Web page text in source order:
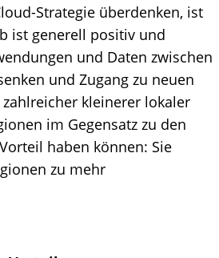
Strategie überdenken, ist
ist generell positiv und
und Daten zwischen
und Zugang zu neuen
kleinerer lokaler
im Gegensatz zu den
haben können: Sie
zu mehr